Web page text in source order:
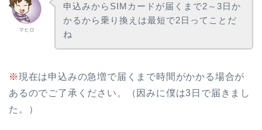
マヒロ
申込みからSIMカードが届くまで2～3日か
かるから乗り換えは最短で2日ってことだ
ね
※現在は申込みの急増で届くまで時間がかかる場合が
あるのでご了承ください。（因みに僕は3日で届きまし
た。）